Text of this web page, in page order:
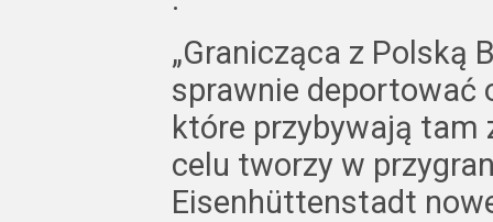
„Granicząca z Polską
sprawnie deportować
które przybywają tam
celu tworzy w
Eisenhüttenstadt